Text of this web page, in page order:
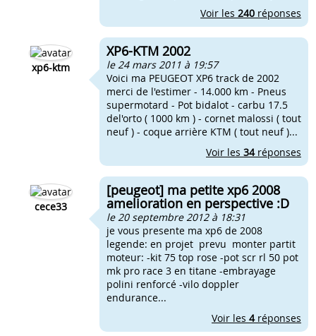
Voir les 240 réponses
xp6-ktm
XP6-KTM 2002
le 24 mars 2011 à 19:57
Voici ma PEUGEOT XP6 track de 2002
merci de l'estimer - 14.000 km - Pneus
supermotard - Pot bidalot - carbu 17.5
del'orto ( 1000 km ) - cornet malossi ( tout
neuf ) - coque arrière KTM ( tout neuf )...
Voir les 34réponses
cece33
[peugeot] ma petite xp6 2008
amelioration en perspective :D
le 20 septembre 2012 à 18:31
je vous presente ma xp6 de 2008
legende: en projet prevu monter partit
moteur: -kit 75 top rose -pot scr rl 50 pot
mk pro race 3 en titane -embrayage
polini renforcé -vilo doppler
endurance...
Voir les 4réponses